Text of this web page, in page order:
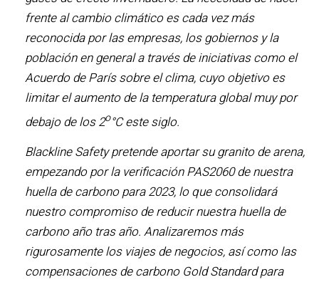
frente al cambio climático es cada vez más
reconocida por las empresas, los gobiernos y la
población en general a través de iniciativas como el
Acuerdo de París sobre el clima, cuyo objetivo es
limitar el aumento de la temperatura global muy por
debajo de los 2o°C este siglo.
Blackline Safety pretende aportar su granito de arena,
empezando por la verificación PAS2060 de nuestra
huella de carbono para 2023, lo que consolidará
nuestro compromiso de reducir nuestra huella de
carbono año tras año. Analizaremos más
rigurosamente los viajes de negocios, así como las
compensaciones de carbono Gold Standard para